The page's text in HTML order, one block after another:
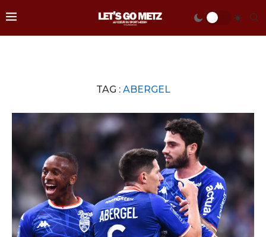
TAG : ABERGEL